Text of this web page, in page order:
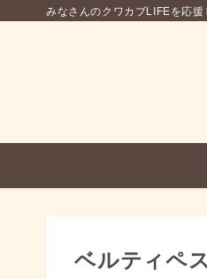
みなさんのクワカブLIFEを応
ベルティペ